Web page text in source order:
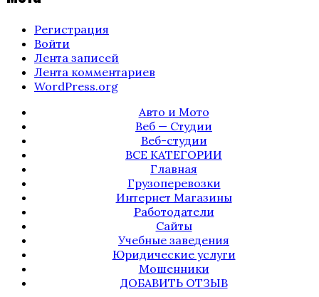
Регистрация
Войти
Лента записей
Лента комментариев
WordPress.org
Авто и Мото
Веб — Студии
Веб-студии
ВСЕ КАТЕГОРИИ
Главная
Грузоперевозки
Интернет Магазины
Работодатели
Сайты
Учебные заведения
Юридические услуги
Мошенники
ДОБАВИТЬ ОТЗЫВ